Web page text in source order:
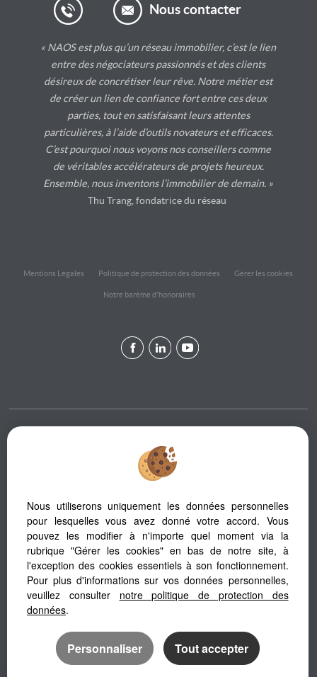
Nous contacter
« NAOS est plus qu’un réseau immobilier, c’est le lien
entre des négociateurs passionnés et des clients
désireux de concrétiser leur rêve. Notre métier est
de créer un lien de confiance fort entre ces deux
parties, tout en satisfaisant leurs attentes
particulières, à l’aide d’outils novateurs et efficaces.
C’est pourquoi nous voyons nos conseillers comme
de véritables accélérateurs de projets heureux.
Ensemble, nous inventons l’immobilier de demain. »
Thu Trang, fondatrice du réseau
Mentions Légales Politique de protection des données Gérer les cookies
Notre barème d'honoraires
votre tablette ou votre smartphone, notre site s’adapte automatiquement
aux différents types d'écrans
Site internet immobilier
Référencement site immobilier
Nous utiliserons uniquement les données personnelles
pour lesquelles vous avez donné votre accord. Vous
pouvez les modifier à n'importe quel moment via la
rubrique "Gérer les cookies" en bas de notre site, à
l'exception des cookies essentiels à son fonctionnement.
Pour plus d'informations sur vos données personnelles,
veuillez consulter notre politique de protection des
données.
Personnaliser Tout accepter